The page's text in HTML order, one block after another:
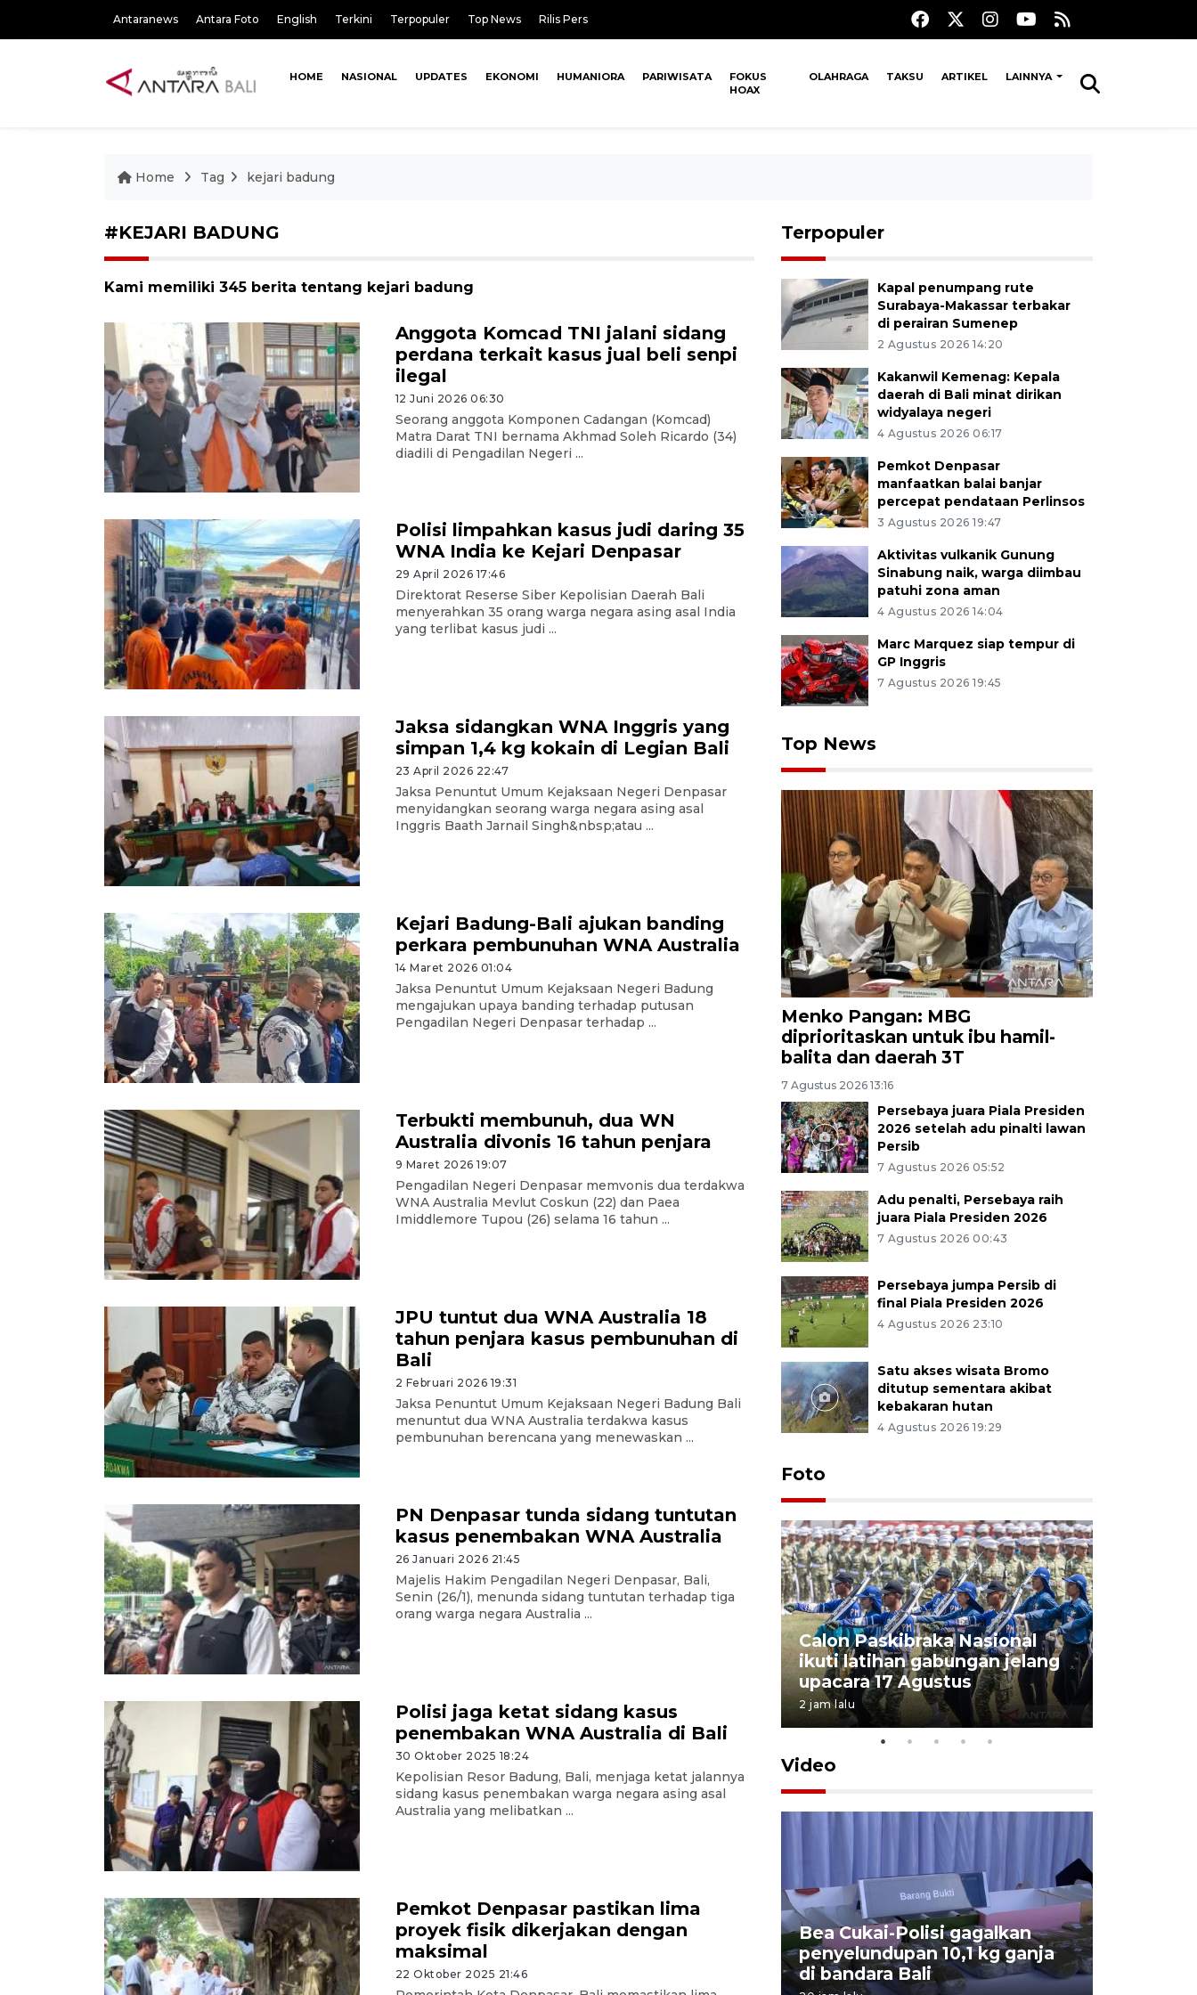
Antaranews Antara Foto English Terkini Terpopuler Top News Rilis Pers
HOME NASIONAL UPDATES EKONOMI HUMANIORA PARIWISATA
FOKUS
HOAX
OLAHRAGA TAKSU ARTIKEL LAINNYA
Home Tag kejari badung
#KEJARI BADUNG
Kami memiliki 345 berita tentang kejari badung
Anggota Komcad TNI jalani sidang
perdana terkait kasus jual beli senpi
ilegal
12 Juni 2026 06:30
Seorang anggota Komponen Cadangan (Komcad)
Matra Darat TNI bernama Akhmad Soleh Ricardo (34)
diadili di Pengadilan Negeri ...
Polisi limpahkan kasus judi daring 35
WNA India ke Kejari Denpasar
29 April 2026 17:46
Direktorat Reserse Siber Kepolisian Daerah Bali
menyerahkan 35 orang warga negara asing asal India
yang terlibat kasus judi ...
Jaksa sidangkan WNA Inggris yang
simpan 1,4 kg kokain di Legian Bali
23 April 2026 22:47
Jaksa Penuntut Umum Kejaksaan Negeri Denpasar
menyidangkan seorang warga negara asing asal
Inggris Baath Jarnail Singh&nbsp;atau ...
Kejari Badung-Bali ajukan banding
perkara pembunuhan WNA Australia
14 Maret 2026 01:04
Jaksa Penuntut Umum Kejaksaan Negeri Badung
mengajukan upaya banding terhadap putusan
Pengadilan Negeri Denpasar terhadap ...
Terbukti membunuh, dua WN
Australia divonis 16 tahun penjara
9 Maret 2026 19:07
Pengadilan Negeri Denpasar memvonis dua terdakwa
WNA Australia Mevlut Coskun (22) dan Paea
Imiddlemore Tupou (26) selama 16 tahun ...
JPU tuntut dua WNA Australia 18
tahun penjara kasus pembunuhan di
Bali
2 Februari 2026 19:31
Jaksa Penuntut Umum Kejaksaan Negeri Badung Bali
menuntut dua WNA Australia terdakwa kasus
pembunuhan berencana yang menewaskan ...
PN Denpasar tunda sidang tuntutan
kasus penembakan WNA Australia
26 Januari 2026 21:45
Majelis Hakim Pengadilan Negeri Denpasar, Bali,
Senin (26/1), menunda sidang tuntutan terhadap tiga
orang warga negara Australia ...
Polisi jaga ketat sidang kasus
penembakan WNA Australia di Bali
30 Oktober 2025 18:24
Kepolisian Resor Badung, Bali, menjaga ketat jalannya
sidang kasus penembakan warga negara asing asal
Australia yang melibatkan ...
Pemkot Denpasar pastikan lima
proyek fisik dikerjakan dengan
maksimal
22 Oktober 2025 21:46
Terpopuler
Kapal penumpang rute
Surabaya-Makassar terbakar
di perairan Sumenep
2 Agustus 2026 14:20
Kakanwil Kemenag: Kepala
daerah di Bali minat dirikan
widyalaya negeri
4 Agustus 2026 06:17
Pemkot Denpasar
manfaatkan balai banjar
percepat pendataan Perlinsos
3 Agustus 2026 19:47
Aktivitas vulkanik Gunung
Sinabung naik, warga diimbau
patuhi zona aman
4 Agustus 2026 14:04
Marc Marquez siap tempur di
GP Inggris
7 Agustus 2026 19:45
Top News
Menko Pangan: MBG
diprioritaskan untuk ibu hamil-
balita dan daerah 3T
7 Agustus 2026 13:16
Persebaya juara Piala Presiden
2026 setelah adu pinalti lawan
Persib
7 Agustus 2026 05:52
Adu penalti, Persebaya raih
juara Piala Presiden 2026
7 Agustus 2026 00:43
Persebaya jumpa Persib di
final Piala Presiden 2026
4 Agustus 2026 23:10
Satu akses wisata Bromo
ditutup sementara akibat
kebakaran hutan
4 Agustus 2026 19:29
Foto
6 Agustus 2026 16:45
Calon Paskibraka Nasional
ikuti latihan gabungan jelang
upacara 17 Agustus
2 jam lalu
Video
Polisi tetapkan lima tersangka
Tabanan
Bea Cukai-Polisi gagalkan
penyelundupan 10,1 kg ganja
di bandara Bali